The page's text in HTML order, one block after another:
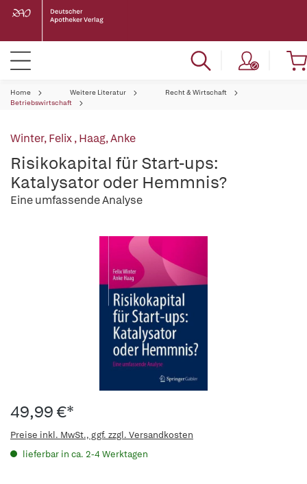
Home Weitere Literatur
Recht & Wirtschaft
Betriebswirtschaft
Winter, Felix,Haag, Anke
Risikokapital für Start-ups:
Katalysator oder Hemmnis?
Eine umfassende Analyse
49,99 €*
Preise inkl. MwSt., ggf. zzgl. Versandkosten
lieferbar in ca. 2-4 Werktagen